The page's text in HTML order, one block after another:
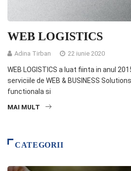
WEB LOGISTICS
Adina Tirban 22 iunie 2020
WEB LOGISTICS a luat fiinta in anul
serviciile de WEB & BUSINESS
functionala si
MAI MULT
CATEGORII